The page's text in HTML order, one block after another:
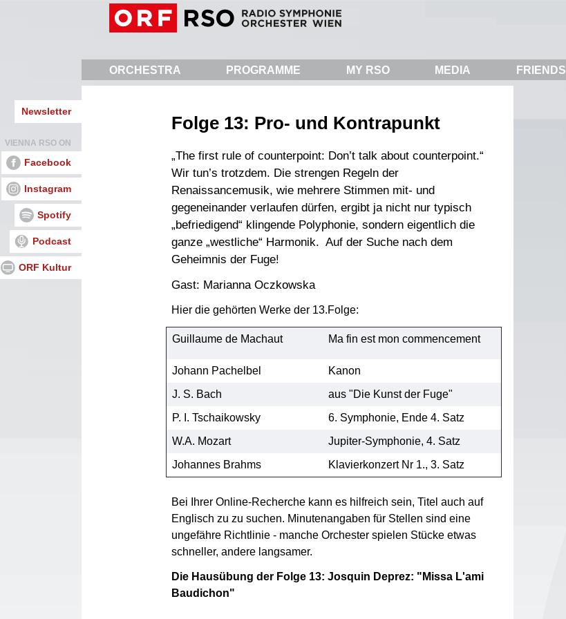
ORCHESTRA
PROGRAMME MY RSO MEDIA FRIENDS
Newsletter
VIENNA RSO ON
Facebook
Instagram
Spotify
Podcast
ORF Kultur
Folge 13: Pro- und Kontrapunkt
„The first rule of counterpoint: Don’t talk about counterpoint.“
Wir tun’s trotzdem. Die strengen Regeln der
Renaissancemusik, wie mehrere Stimmen mit- und
gegeneinander verlaufen dürfen, ergibt ja nicht nur typisch
„befriedigend“ klingende Polyphonie, sondern eigentlich die
ganze „westliche“ Harmonik. Auf der Suche nach dem
Geheimnis der Fuge!
Gast: Marianna Oczkowska
Hier die gehörten Werke der 13.Folge:
Guillaume de Machaut Ma fin est mon commencement
Johann Pachelbel
Kanon
J. S. Bach
aus "Die Kunst der Fuge"
P. I. Tschaikowsky
6. Symphonie, Ende 4. Satz
W.A. Mozart
Jupiter-Symphonie, 4. Satz
Johannes Brahms
Klavierkonzert Nr 1., 3. Satz
Bei Ihrer Online-Recherche kann es hilfreich sein, Titel auch auf
Englisch zu zu suchen. Minutenangaben für Stellen sind eine
ungefähre Richtlinie - manche Orchester spielen Stücke etwas
schneller, andere langsamer.
Die Hausübung der Folge 13: Josquin Deprez: "Missa L'ami
Baudichon"